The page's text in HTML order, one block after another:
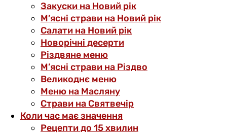
Закуски на Новий рік
М’ясні страви на Новий рік
Салати на Новий рік
Новорічні десерти
Різдвяне меню
М’ясні страви на Різдво
Великоднє меню
Меню на Масляну
Страви на Святвечір
Коли час має значення
Рецепти до 15 хвилин